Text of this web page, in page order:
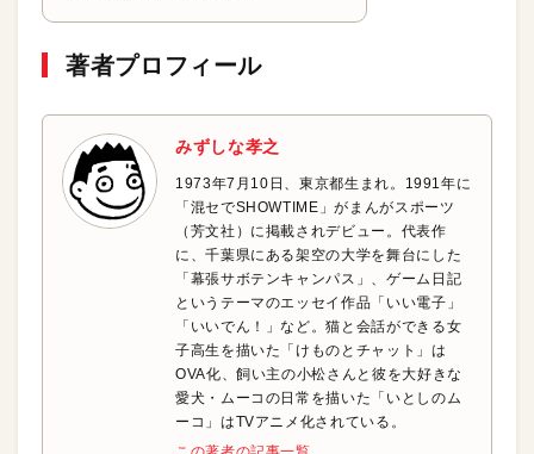
著者プロフィール
みずしな孝之
1973年7月10日、東京都生まれ。1991年に
「混セでSHOWTIME」がまんがスポーツ
（芳文社）に掲載されデビュー。代表作
に、千葉県にある架空の大学を舞台にした
「幕張サボテンキャンパス」、ゲーム日記
というテーマのエッセイ作品「いい電子」
「いいでん！」など。猫と会話ができる女
子高生を描いた「けものとチャット」は
OVA化、飼い主の小松さんと彼を大好きな
愛犬・ムーコの日常を描いた「いとしのム
ーコ」はTVアニメ化されている。